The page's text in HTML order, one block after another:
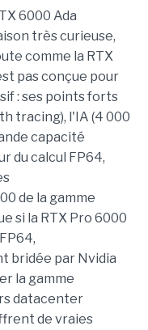
6000 Ada
très curieuse,
comme la RTX
pas conçue pour
: ses points forts
tracing), l'IA (4 000
capacité
du calcul FP64,
de la gamme
si la RTX Pro 6000
bridée par Nvidia
la gamme
datacenter
de vraies